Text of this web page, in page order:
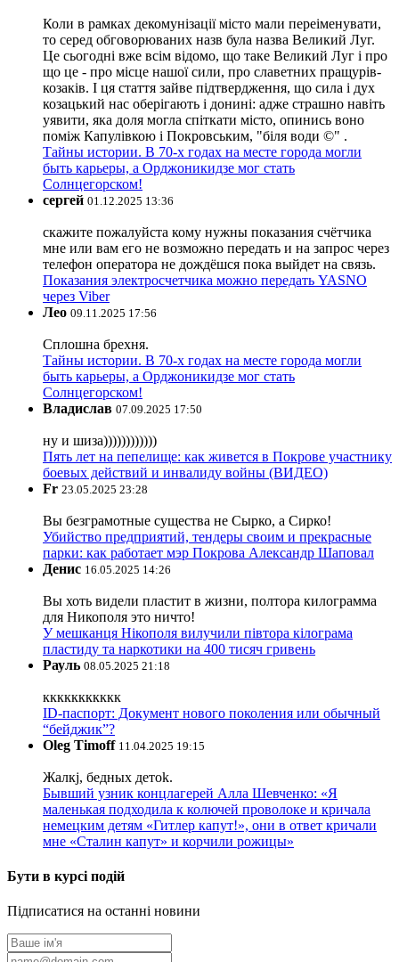
Коли в рамках декомунізації місто мали переіменувати,
то серед обговорюваних назв була назва Великий Луг.
Це сьогодні вже всім відомо, що таке Великий Луг і про
що це - про місце нашої сили, про славетних пращурів-
козаків. І ця стаття зайве підтвердження, що сила і дух
козацький нас оберігають і донині: адже страшно навіть
уявити, яка доля могла спіткати місто, опинись воно
поміж Капулівкою і Покровським, "біля води ©" .
Тайны истории. В 70-х годах на месте города могли
быть карьеры, а Орджоникидзе мог стать
Солнцегорском!
сергей 01.12.2025 13:36
скажите пожалуйста кому нужны показания счётчика
мне или вам его не возможно передать и на запрос через
телефон оператора не дождёшся пока выйдет на связь.
Показания электросчетчика можно передать YASNO
через Viber
Лео 09.11.2025 17:56
Сплошна брехня.
Тайны истории. В 70-х годах на месте города могли
быть карьеры, а Орджоникидзе мог стать
Солнцегорском!
Владислав 07.09.2025 17:50
ну и шиза))))))))))))
Пять лет на пепелище: как живется в Покрове участнику
боевых действий и инвалиду войны (ВИДЕО)
Fr 23.05.2025 23:28
Вы безграмотные существа не Сырко, а Сирко!
Убийство предприятий, тендеры своим и прекрасные
парки: как работает мэр Покрова Александр Шаповал
Денис 16.05.2025 14:26
Вы хоть видели пластит в жизни, полтора килограмма
для Никополя это ничто!
У мешканця Нікополя вилучили півтора кілограма
пластиду та наркотики на 400 тисяч гривень
Рауль 08.05.2025 21:18
ккккккккккк
ID-паспорт: Документ нового поколения или обычный
“бейджик”?
Oleg Timoff 11.04.2025 19:15
Жалкj, бедных детok.
Бывший узник концлагерей Алла Шевченко: «Я
маленькая подходила к колючей проволоке и кричала
немецким детям «Гитлер капут!», они в ответ кричали
мне «Сталин капут» и корчили рожицы»
Бути в курсі подій
Підписатися на останні новини